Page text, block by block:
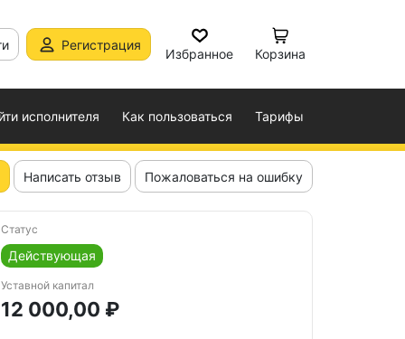
Регистрация
Избранное Корзина
исполнителя Как пользоваться Тарифы
Написать отзыв Пожаловаться на ошибку
Статус
Действующая
Уставной капитал
12 000,00 ₽